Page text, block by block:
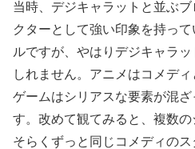
当時、デジキャラットと並ぶ
クターとして強い印象を持っ
ルですが、やはりデジキャラ
しれません。アニメはコメデ
ゲームはシリアスな要素が混
す。改めて観てみると、複数
そらくずっと同じコメディの